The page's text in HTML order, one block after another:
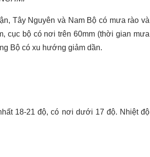
Tây Nguyên và Nam Bộ có mưa rào và
cục bộ có nơi trên 60mm (thời gian mưa
Bộ có xu hướng giảm dần.
18-21 độ, có nơi dưới 17 độ. Nhiệt độ